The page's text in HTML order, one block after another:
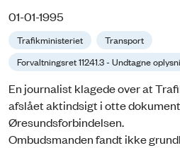
01-01-1995
Trafikministeriet
Transport
Forvaltningsret 11241.3 - Undtagne
En journalist klagede over at
afslået aktindsigt i otte
Øresundsforbindelsen.
Ombudsmanden fandt ikke